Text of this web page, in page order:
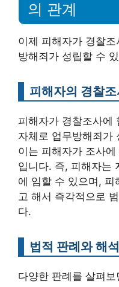
의 관계
이제 피해자가 경찰
방해죄가 성립할 수
피해자의 경찰
피해자가 경찰조사에
자체로 업무방해죄가
이는 피해자가 조사
입니다. 즉, 피해자는
에 임할 수 있으며,
고 해서 즉각적으로
다.
법적 판례와 해석
다양한 판례를 살펴